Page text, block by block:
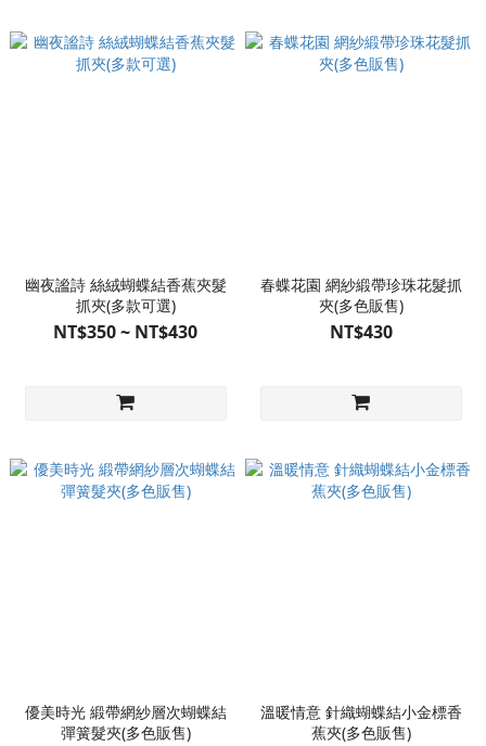
幽夜謐詩 絲絨蝴蝶結香蕉夾髮
抓夾(多款可選)
NT$350 ~ NT$430
春蝶花園 網紗緞帶珍珠花髮抓
夾(多色販售)
NT$430
優美時光 緞帶網紗層次蝴蝶結
彈簧髮夾(多色販售)
溫暖情意 針織蝴蝶結小金標香
蕉夾(多色販售)